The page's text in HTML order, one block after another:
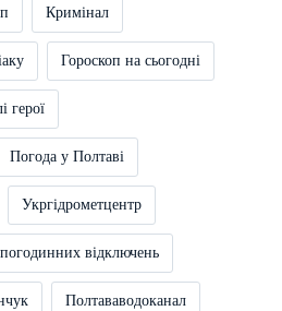
Кримінал
Гороскоп на сьогодні
герої
Погода у Полтаві
Укргідрометцентр
відключень
Полтававодоканал